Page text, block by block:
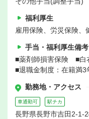
福利厚生
雇用保険、労災保険、
手当・福利厚生備考
■薬剤師損害保険 ■白
■退職金制度：在籍満3
勤務地・アクセス
車通勤可 駅チカ
長野県長野市吉田2-1-